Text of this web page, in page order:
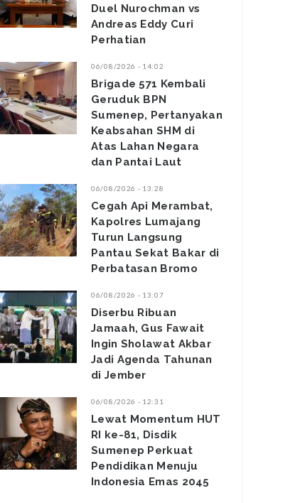
Duel Nurochman vs
Andreas Eddy Curi
Perhatian
06/08/2026 - 14:02
Brigade 571 Kembali
Geruduk BPN
Sumenep, Pertanyakan
Keabsahan SHM di
Atas Lahan Negara
dan Pantai Laut
06/08/2026 - 13:28
‎Cegah Api Merambat,
Kapolres Lumajang
Turun Langsung
Pantau Sekat Bakar di
Perbatasan Bromo ‎
06/08/2026 - 13:07
Diserbu Ribuan
Jamaah, Gus Fawait
Ingin Sholawat Akbar
Jadi Agenda Tahunan
di Jember
06/08/2026 - 12:31
Lewat Momentum HUT
RI ke-81, Disdik
Sumenep Perkuat
Pendidikan Menuju
Indonesia Emas 2045